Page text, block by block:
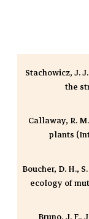
Stachowicz, J.
the
Callaway, R.
plants
Boucher, D. H.,
ecology of